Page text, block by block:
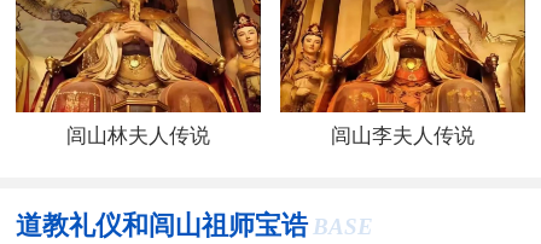
闾山林夫人传说 闾山李夫人传说
道教礼仪和闾山祖师宝诰 BASE